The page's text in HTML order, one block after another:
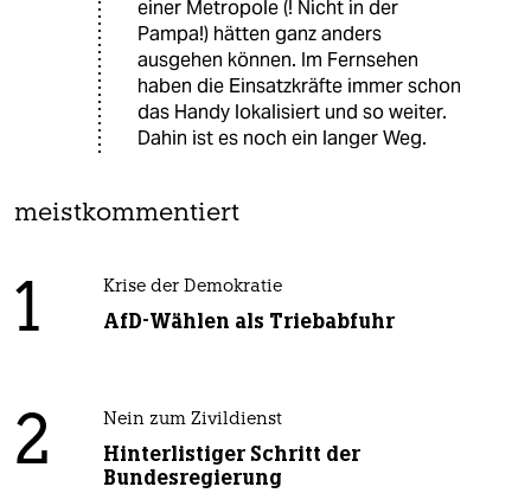
einer Metropole (! Nicht in der
Pampa!) hätten ganz anders
ausgehen können. Im Fernsehen
haben die Einsatzkräfte immer schon
das Handy lokalisiert und so weiter.
Dahin ist es noch ein langer Weg.
meistkommentiert
1 Krise der Demokratie
AfD-Wählen als Triebabfuhr
2 Nein zum Zivildienst
Hinterlistiger Schritt der
Bundesregierung